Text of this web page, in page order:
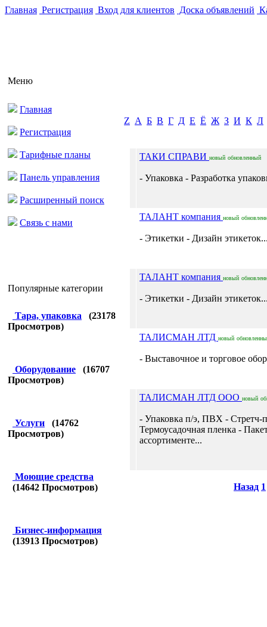
Главная Регистрация Вход для клиентов Доска объявлений
Меню
Главная
Регистрация
Тарифные планы
Панель управления
Расширенный поиск
Связь с нами
Популярные категории
Тара, упаковка (23178
Просмотров)
Оборудование (16707
Просмотров)
Услуги (14762
Просмотров)
Моющие средства
(14642 Просмотров)
Бизнес-информация
(13913 Просмотров)
Z А Б В Г Д Е Ё Ж З И К Л
ТАКИ СПРАВИ новый обновленный
- Упаковка - Разработка
ТАЛАНТ компания новый
- Этикетки - Дизайн
ТАЛАНТ компания новый
- Этикетки - Дизайн
ТАЛИСМАН ЛТД новый
- Выставочное и торговое
ТАЛИСМАН ЛТД ООО новый
- Упаковка п/э, ПВХ - Стретч-
Термоусадочная пленка -
ассортименте...
Назад 1